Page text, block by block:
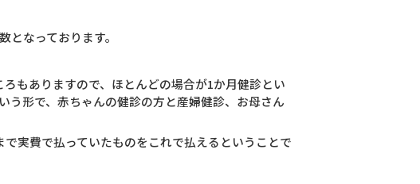
なっております。
もありますので、ほとんどの場合が1か月健診とい
う形で、赤ちゃんの健診の方と産婦健診、お母さん
実費で払っていたものをこれで払えるということで